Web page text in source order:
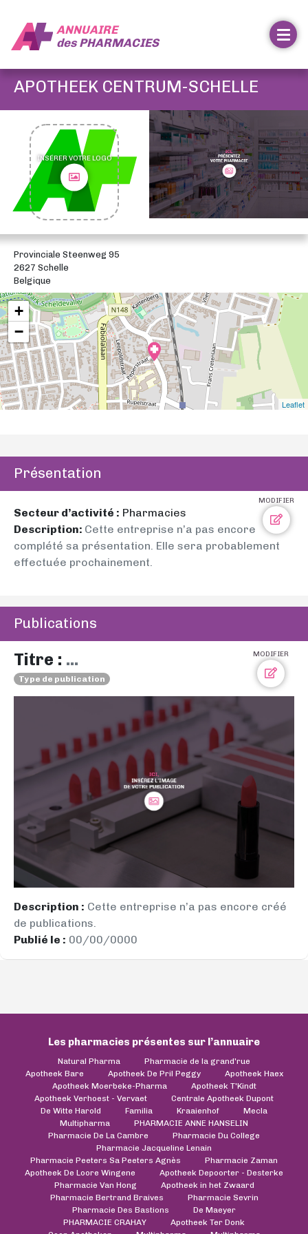
ANNUAIRE
desPHARMACIES
APOTHEEK CENTRUM-SCHELLE
INSÉRER VOTRE LOGO
Provinciale Steenweg 95
2627 Schelle
Belgique
+
−
Leaflet
Présentation
MODIFIER
Secteur d’activité : Pharmacies
Description: Cette entreprise n’a pas encore
complété sa présentation. Elle sera probablement
effectuée prochainement.
Publications
MODIFIER
Titre : ...
Type de publication
Description : Cette entreprise n’a pas encore créé
de publications.
Publié le : 00/00/0000
Les pharmacies présentes sur l’annuaire
Natural Pharma
Pharmacie de la grand'rue
Apotheek Bare
Apotheek De Pril Peggy
Apotheek Haex
Apotheek Moerbeke-Pharma
Apotheek T'Kindt
Apotheek Verhoest - Vervaet
Centrale Apotheek Dupont
De Witte Harold
Familia Kraaienhof
Mecla
Multipharma
PHARMACIE ANNE HANSELIN
Pharmacie De La Cambre
Pharmacie Du College
Pharmacie Jacqueline Lenain
Pharmacie Peeters Sa Peeters Agnès
Pharmacie Zaman
Apotheek De Loore Wingene
Apotheek Depoorter - Desterke
Pharmacie Van Hong
Apotheek in het Zwaard
Pharmacie Bertrand Braives
Pharmacie Sevrin
Pharmacie Des Bastions
De Maeyer
PHARMACIE CRAHAY
Apotheek Ter Donk